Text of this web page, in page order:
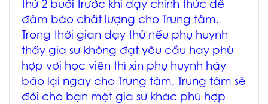
thử 2 buổi trước khi dạy chính thức để
đảm bảo chất lượng cho Trung tâm.
Trong thời gian dạy thử nếu phụ huynh
thấy gia sư không đạt yêu cầu hay phù
hợp với học viên thì xin phụ huynh hãy
báo lại ngay cho Trung tâm, Trung tâm sẽ
đổi cho bạn một gia sư khác phù hợp